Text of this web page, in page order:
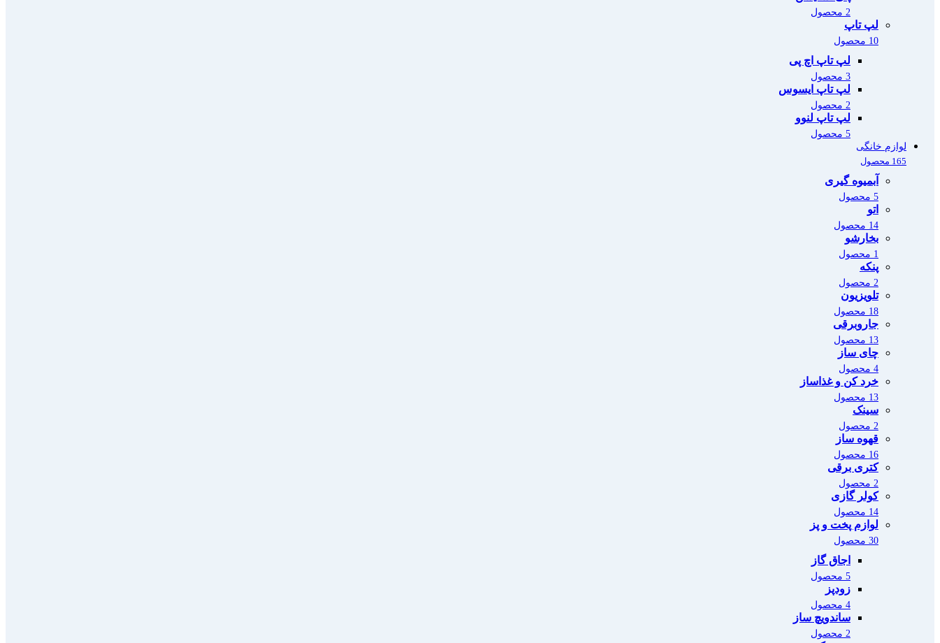
2 محصول
لپ تاپ
10 محصول
لپ تاپ اچ پی
3 محصول
لپ تاپ ایسوس
2 محصول
لپ تاپ لنوو
5 محصول
لوازم خانگی
165 محصول
آبمیوه گیری
5 محصول
اتو
14 محصول
بخارشو
1 محصول
پنکه
2 محصول
تلویزیون
18 محصول
جاروبرقی
13 محصول
چای ساز
4 محصول
خرد کن و غذاساز
13 محصول
سینک
2 محصول
قهوه ساز
16 محصول
کتری برقی
2 محصول
کولر گازی
14 محصول
لوازم پخت و پز
30 محصول
اجاق گاز
5 محصول
زودپز
4 محصول
ساندویچ ساز
2 محصول